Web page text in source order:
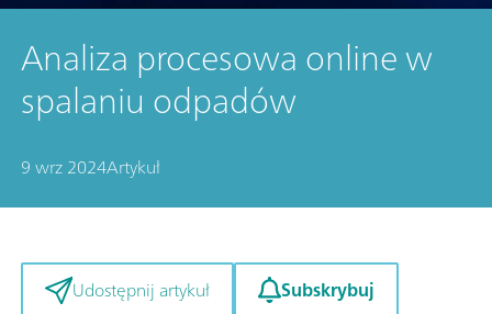
Analiza procesowa online w
spalaniu odpadów
9 wrz 2024Artykuł
Udostępnij artykuł Subskrybuj